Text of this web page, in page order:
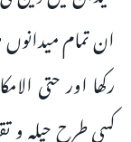
ان تمام میدانوں
رکھا اور حتی
کسی طرح حیلہ و